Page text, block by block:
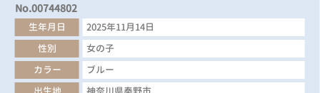
No.00744802
生年月日
2025年11月14日
性別
女の子
カラー
ブルー